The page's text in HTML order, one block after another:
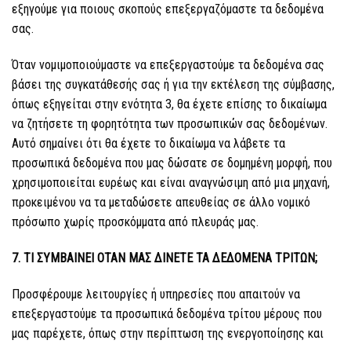
εξηγούμε για ποιους σκοπούς επεξεργαζόμαστε τα δεδομένα
σας.
Όταν νομιμοποιούμαστε να επεξεργαστούμε τα δεδομένα σας
βάσει της συγκατάθεσής σας ή για την εκτέλεση της σύμβασης,
όπως εξηγείται στην ενότητα 3, θα έχετε επίσης το δικαίωμα
να ζητήσετε τη φορητότητα των προσωπικών σας δεδομένων.
Αυτό σημαίνει ότι θα έχετε το δικαίωμα να λάβετε τα
προσωπικά δεδομένα που μας δώσατε σε δομημένη μορφή, που
χρησιμοποιείται ευρέως και είναι αναγνώσιμη από μια μηχανή,
προκειμένου να τα μεταδώσετε απευθείας σε άλλο νομικό
πρόσωπο χωρίς προσκόμματα από πλευράς μας.
7. ΤΙ ΣΥΜΒΑΙΝΕΙ ΟΤΑΝ ΜΑΣ ΔΙΝΕΤΕ ΤΑ ΔΕΔΟΜΕΝΑ ΤΡΙΤΩΝ;
Προσφέρουμε λειτουργίες ή υπηρεσίες που απαιτούν να
επεξεργαστούμε τα προσωπικά δεδομένα τρίτου μέρους που
μας παρέχετε, όπως στην περίπτωση της ενεργοποίησης και